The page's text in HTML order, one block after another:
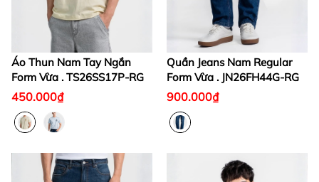
Áo Thun Nam Tay Ngắn
Form Vừa . TS26SS17P-RG
450.000₫
Quần Jeans Nam Regular
Form Vừa . JN26FH44G-RG
900.000₫